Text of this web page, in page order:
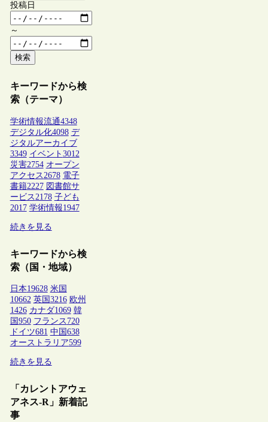
投稿日
～
検索
キーワードから検
索（テーマ）
学術情報流通4348
デジタル化4098 デ
ジタルアーカイブ
3349 イベント 3012
災害2754 オープン
アクセス 2678 電子
書籍2227 図書館サ
ービス 2178 子ども
2017 学術情報1947
続きを見る
キーワードから検
索（国・地域）
日本19628 米国
10662 英国 3216 欧州
1426 カナダ1069 韓
国 950 フランス 720
ドイツ681 中国 638
オーストラリア599
続きを見る
「カレントアウェ
アネス-R」新着記
事